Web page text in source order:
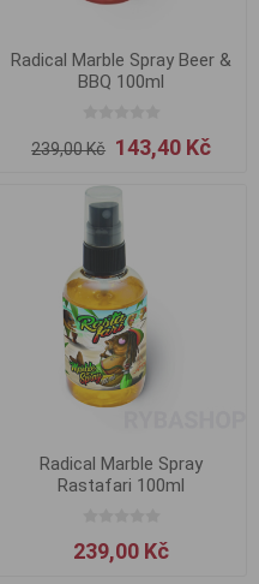
Radical Marble Spray Beer &
BBQ 100ml
239,00 Kč 143,40 Kč
Radical Marble Spray
Rastafari 100ml
239,00 Kč